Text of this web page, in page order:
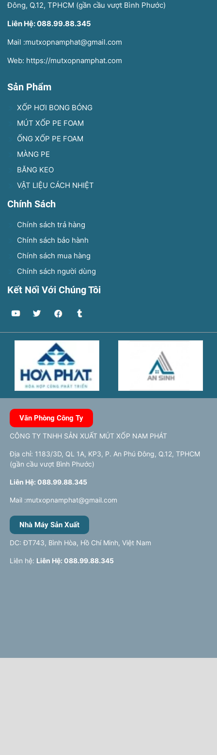
Đông, Q.12, TPHCM (gần cầu vượt Bình Phước)
Liên Hệ: 088.99.88.345
Mail :mutxopnamphat@gmail.com
Web: https://mutxopnamphat.com
Sản Phẩm
XỐP HƠI BONG BÓNG
MÚT XỐP PE FOAM
ỐNG XỐP PE FOAM
MÀNG PE
BĂNG KEO
VẬT LIỆU CÁCH NHIỆT
Chính Sách
Chính sách trả hàng
Chính sách bảo hành
Chính sách mua hàng
Chính sách người dùng
Kết Nối Với Chúng Tôi
Văn Phòng Công Ty
CÔNG TY TNHH SẢN XUẤT MÚT XỐP NAM PHÁT
Địa chỉ: 1183/3D, QL 1A, KP3, P. An Phú Đông, Q.12, TPHCM
(gần cầu vượt Bình Phước)
Liên Hệ: 088.99.88.345
Mail :mutxopnamphat@gmail.com
Nhà Máy Sản Xuất
DC: ĐT743, Bình Hòa, Hồ Chí Minh, Việt Nam
Liên hệ: Liên Hệ: 088.99.88.345